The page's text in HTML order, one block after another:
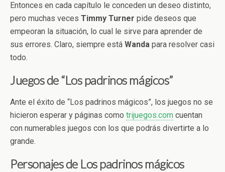
Entonces en cada capítulo le conceden un deseo distinto,
pero muchas veces Timmy Turner pide deseos que
empeoran la situación, lo cual le sirve para aprender de
sus errores. Claro, siempre está Wanda para resolver casi
todo.
Juegos de “Los padrinos mágicos”
Ante el éxito de “Los padrinos mágicos”, los juegos no se
hicieron esperar y páginas como trijuegos.com cuentan
con numerables juegos con los que podrás divertirte a lo
grande.
Personajes de Los padrinos mágicos